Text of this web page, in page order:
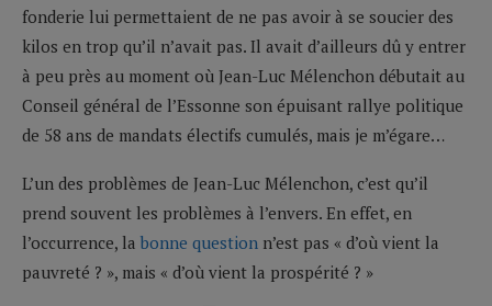
fonderie lui permettaient de ne pas avoir à se soucier des
kilos en trop qu’il n’avait pas. Il avait d’ailleurs dû y entrer
à peu près au moment où Jean-Luc Mélenchon débutait au
Conseil général de l’Essonne son épuisant rallye politique
de 58 ans de mandats électifs cumulés, mais je m’égare…
L’un des problèmes de Jean-Luc Mélenchon, c’est qu’il
prend souvent les problèmes à l’envers. En effet, en
l’occurrence, labonne question n’est pas « d’où vient la
pauvreté ? », mais « d’où vient la prospérité ? »